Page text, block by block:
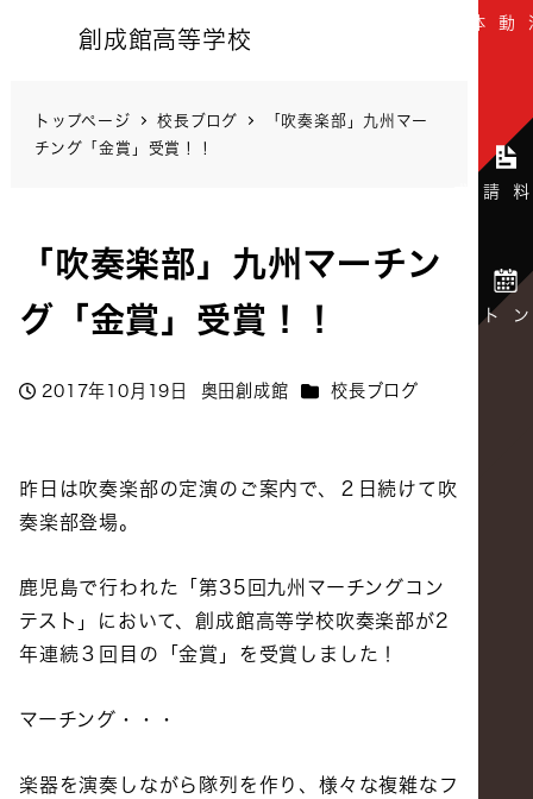
創成館高等学校
トップページ 校長ブログ
「吹奏楽部」九州マー
チング「金賞」受賞！！
「吹奏楽部」九州マーチン
グ「金賞」受賞！！
投稿日
2017年10月19日
著
奥田創成館 カテゴリー
校長ブログ
昨日は吹奏楽部の定演のご案内で、２日続けて吹
奏楽部登場。
鹿児島で行われた「第35回九州マーチングコン
テスト」において、創成館高等学校吹奏楽部が2
年連続３回目の「金賞」を受賞しました！
マーチング・・・
楽器を演奏しながら隊列を作り、様々な複雑なフ